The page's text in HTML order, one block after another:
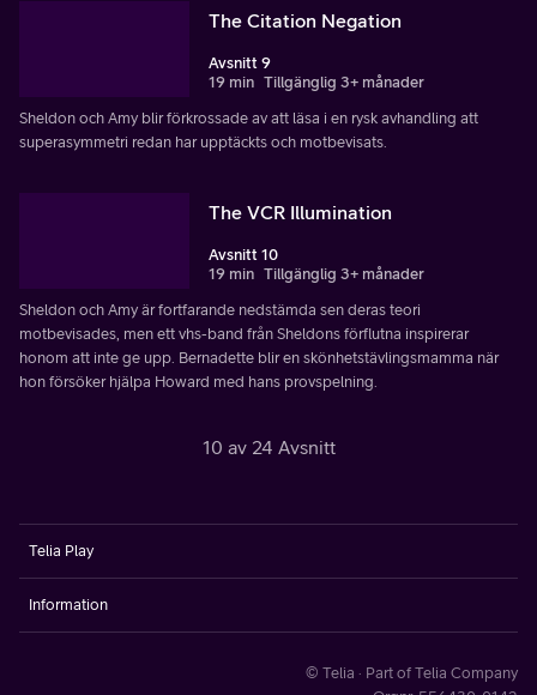
The Citation Negation
Avsnitt 9
19 min Tillgänglig 3+ månader
Sheldon och Amy blir förkrossade av att läsa i en rysk avhandling att
superasymmetri redan har upptäckts och motbevisats.
The VCR Illumination
Avsnitt 10
19 min Tillgänglig 3+ månader
Sheldon och Amy är fortfarande nedstämda sen deras teori
motbevisades, men ett vhs-band från Sheldons förflutna inspirerar
honom att inte ge upp. Bernadette blir en skönhetstävlingsmamma när
hon försöker hjälpa Howard med hans provspelning.
10 av 24 Avsnitt
Telia Play
Information
© Telia · Part of Telia Company